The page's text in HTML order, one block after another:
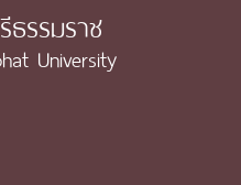
รรมราช
University